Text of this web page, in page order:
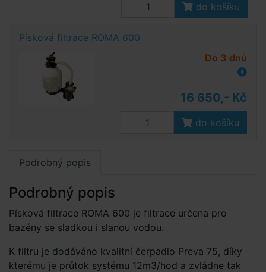
do košíku
Písková filtrace ROMA 600
Do 3 dnů
16 650,- Kč
do košíku
Podrobný popis
Podrobný popis
Písková filtrace ROMA 600 je filtrace určena pro
bazény se sladkou i slanou vodou.
K filtru je dodáváno kvalitní čerpadlo Preva 75, díky
kterému je průtok systému 12m3/hod a zvládne tak